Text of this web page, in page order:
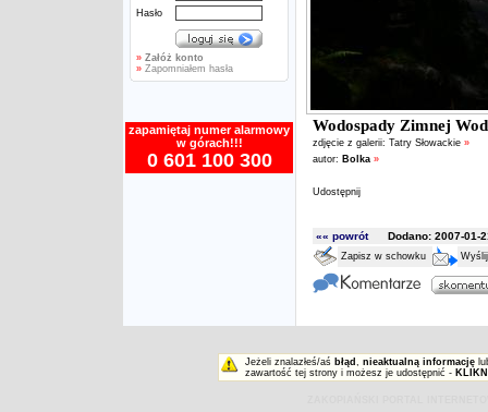
Hasło
» Załóż konto
» Zapomniałem hasła
zapamiętaj numer alarmowy
w górach!!!
0 601 100 300
Wodospady Zimnej
zdjęcie z galerii: Tatry Słowackie »
autor: Bolka »
Udostępnij
«« powrótDodano: 2007-01-
Zapisz w schowku
Jeżeli znalazłeś/aś błąd , nieaktualną informację
zawartość tej strony i możesz je udostępnić -